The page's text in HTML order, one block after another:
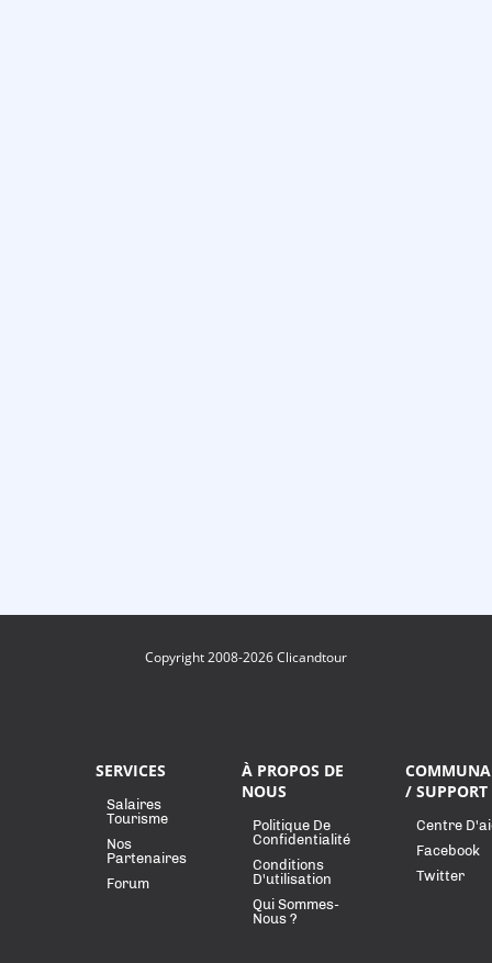
Copyright 2008-2026 Clicandtour
SERVICES
Salaires
Tourisme
Nos
Partenaires
Forum
À PROPOS DE
NOUS
Politique De
Confidentialité
Conditions
D'utilisation
Qui Sommes-
Nous ?
/ SUPPORT
Centre
Facebook
Twitter